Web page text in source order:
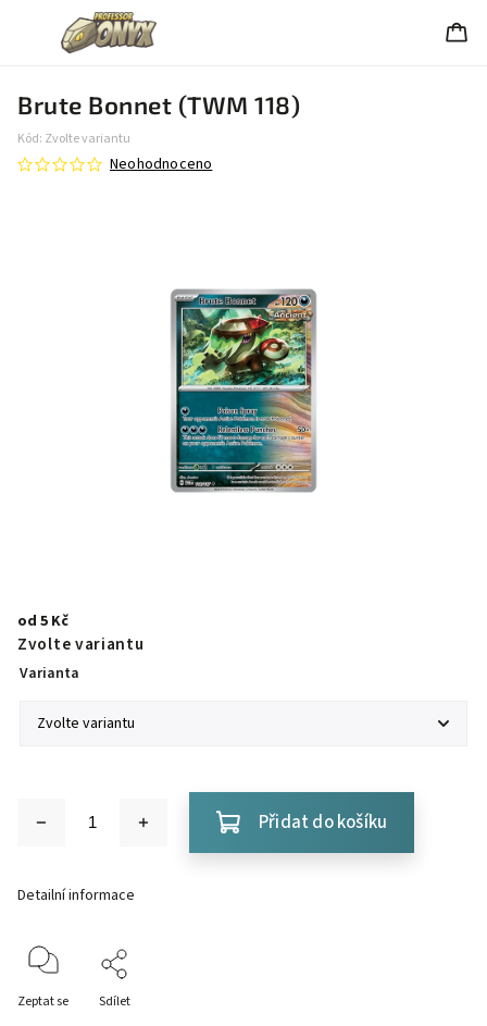
Brute Bonnet (TWM 118)
Kód: Zvolte variantu
Neohodnoceno
od 5 Kč
Zvolte variantu
Varianta
Přidat do košíku
Detailní informace
Zeptat se Sdílet